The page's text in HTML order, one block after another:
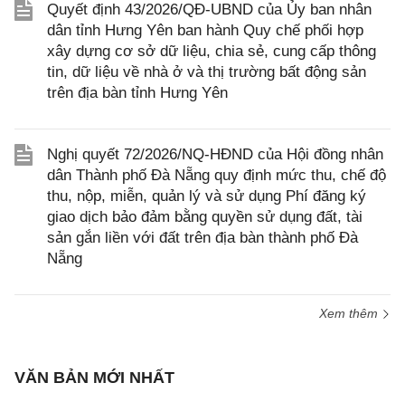
Quyết định 43/2026/QĐ-UBND của Ủy ban nhân
dân tỉnh Hưng Yên ban hành Quy chế phối hợp
xây dựng cơ sở dữ liệu, chia sẻ, cung cấp thông
tin, dữ liệu về nhà ở và thị trường bất động sản
trên địa bàn tỉnh Hưng Yên
Nghị quyết 72/2026/NQ-HĐND của Hội đồng nhân
dân Thành phố Đà Nẵng quy định mức thu, chế độ
thu, nộp, miễn, quản lý và sử dụng Phí đăng ký
giao dịch bảo đảm bằng quyền sử dụng đất, tài
sản gắn liền với đất trên địa bàn thành phố Đà
Nẵng
Xem thêm
VĂN BẢN MỚI NHẤT